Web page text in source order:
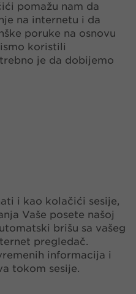
pomažu nam da
na internetu i da
poruke na osnovu
koristili
je da dobijemo
i kao kolačići sesije,
Vaše posete našoj
brišu sa vašeg
pregledač.
informacija i
tokom sesije.